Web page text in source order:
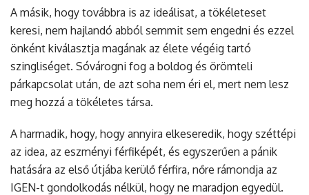
A másik, hogy továbbra is az ideálisat, a tökéleteset
keresi, nem hajlandó abból semmit sem engedni és ezzel
önként kiválasztja magának az élete végéig tartó
szingliséget. Sóvárogni fog a boldog és örömteli
párkapcsolat után, de azt soha nem éri el, mert nem lesz
meg hozzá a tökéletes társa.
A harmadik, hogy, hogy annyira elkeseredik, hogy széttépi
az idea, az eszményi férfiképét, és egyszerűen a pánik
hatására az első útjába kerülő férfira, nőre rámondja az
IGEN-t gondolkodás nélkül, hogy ne maradjon egyedül.